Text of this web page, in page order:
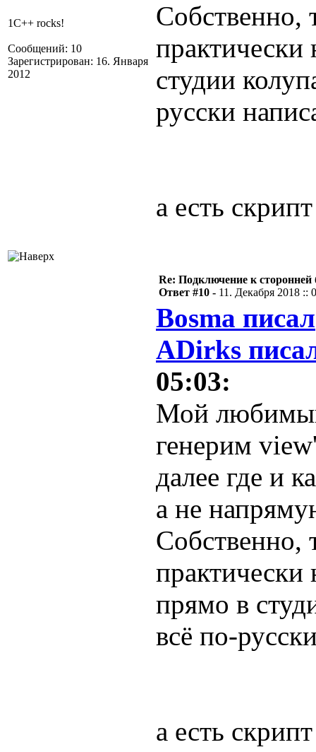
1C++ rocks!
Сообщений: 10
Зарегистрирован: 16. Января
2012
Собственно,
студии
русски
а есть
Re: Подключение к сторонней
Ответ #10 - 11. Декабря 2018 ::
Bosma
ADirks
05:03:
Мой
генерим
далее где и
а не
Собственно,
прямо в
всё по-
а есть